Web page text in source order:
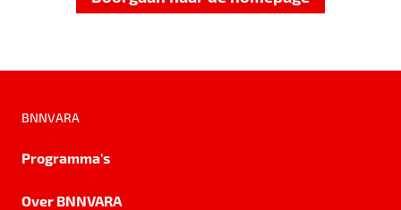
BNNVARA
Programma's
Over BNNVARA